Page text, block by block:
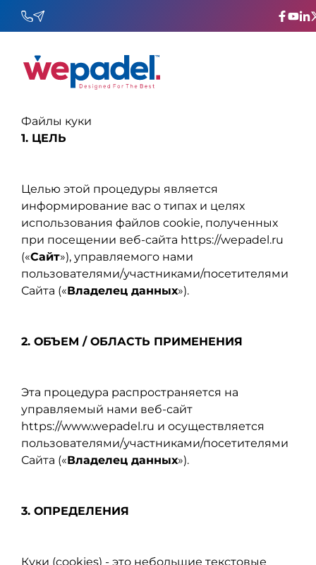
Файлы куки
1. ЦЕЛЬ
Целью этой процедуры является
информирование вас о типах и целях
использования файлов cookie, полученных
при посещении веб-сайта https://wepadel.ru
(«Сайт»), управляемого нами
пользователями/участниками/посетителями
Сайта («Владелец данных»).
2. ОБЪЕМ / ОБЛАСТЬ ПРИМЕНЕНИЯ
Эта процедура распространяется на
управляемый нами веб-сайт
https://www.wepadel.ru и осуществляется
пользователями/участниками/посетителями
Сайта («Владелец данных»).
3. ОПРЕДЕЛЕНИЯ
Куки (cookies) - это небольшие текстовые